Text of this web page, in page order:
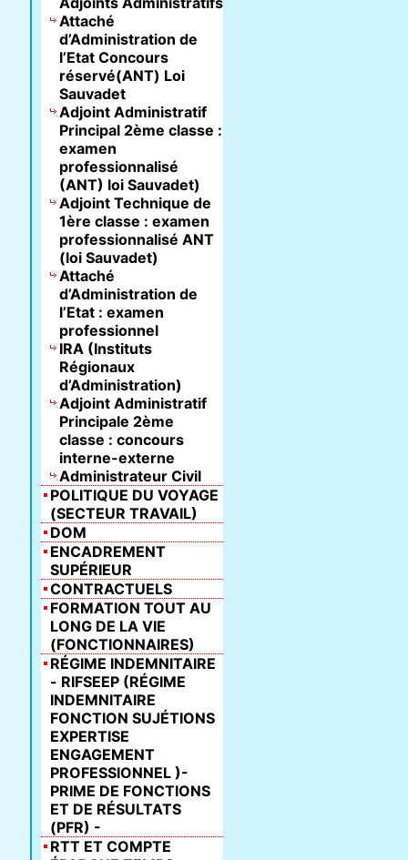
Attaché
d’Administration de
l’Etat Concours
réservé(ANT) Loi
Sauvadet
Adjoint Administratif
Principal 2ème classe :
examen
professionnalisé
(ANT) loi Sauvadet)
Adjoint Technique de
1ère classe : examen
professionnalisé ANT
(loi Sauvadet)
Attaché
d’Administration de
l’Etat : examen
professionnel
IRA (Instituts
Régionaux
d’Administration)
Adjoint Administratif
Principale 2ème
classe : concours
interne-externe
Administrateur Civil
POLITIQUE DU VOYAGE
(SECTEUR TRAVAIL)
DOM
ENCADREMENT
SUPÉRIEUR
CONTRACTUELS
FORMATION TOUT AU
LONG DE LA VIE
(FONCTIONNAIRES)
RÉGIME INDEMNITAIRE
- RIFSEEP (RÉGIME
INDEMNITAIRE
FONCTION SUJÉTIONS
EXPERTISE
ENGAGEMENT
PROFESSIONNEL )-
PRIME DE FONCTIONS
ET DE RÉSULTATS
(PFR) -
RTT ET COMPTE